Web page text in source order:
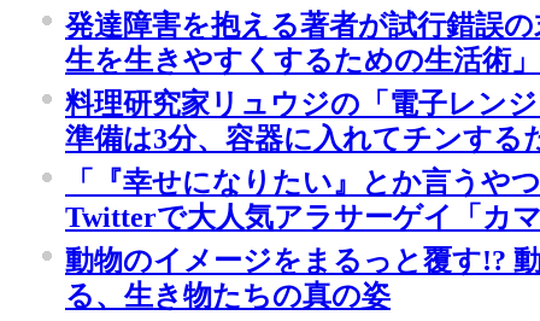
発達障害を抱える著者が試行錯誤
生を生きやすくするための生活術
料理研究家リュウジの「電子レン
準備は3分、容器に入れてチンする
「『幸せになりたい』とか言うや
Twitterで大人気アラサーゲイ「カ
動物のイメージをまるっと覆す!?
る、生き物たちの真の姿